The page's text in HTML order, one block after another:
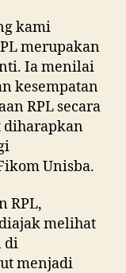
kami
merupakan
Ia menilai
kesempatan
RPL secara
diharapkan
Unisba.
RPL,
melihat
di
menjadi